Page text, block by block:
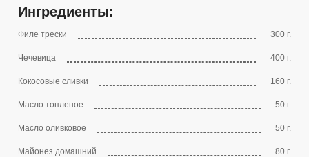
Ингредиенты:
Филе трески 300 г.
Чечевица 400 г.
Кокосовые сливки 160 г.
Масло топленое 50 г.
Масло оливковое 50 г.
Майонез домашний 80 г.